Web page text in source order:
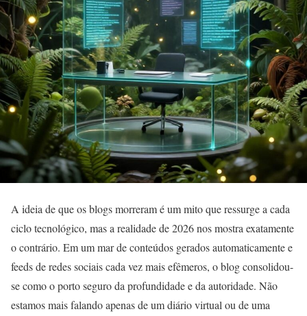
A ideia de que os blogs morreram é um mito que ressurge a cada
ciclo tecnológico, mas a realidade de 2026 nos mostra exatamente
o contrário. Em um mar de conteúdos gerados automaticamente e
feeds de redes sociais cada vez mais efêmeros, o blog consolidou-
se como o porto seguro da profundidade e da autoridade. Não
estamos mais falando apenas de um diário virtual ou de uma